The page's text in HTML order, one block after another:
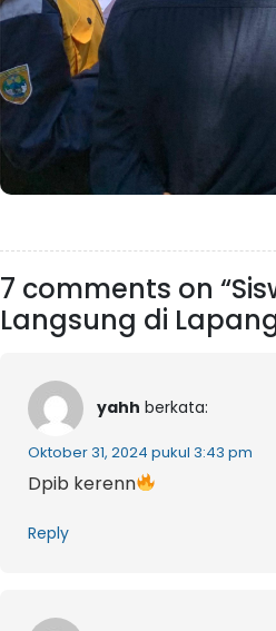
7 comments on
Langsung di
yahh berkata:
Oktober 31, 2024 pukul 3:43 pm
Dpib kerenn
Reply